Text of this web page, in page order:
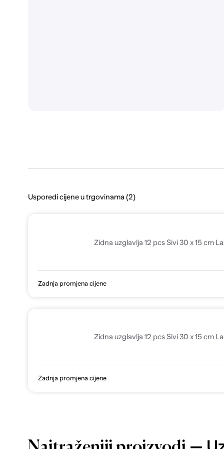
Usporedi cijene u trgovinama (2)
Zidna uzglavlja 12 pcs Sivi 30 x 15 cm
Zadnja promjena cijene
Zidna uzglavlja 12 pcs Sivi 30 x 15 cm
Zadnja promjena cijene